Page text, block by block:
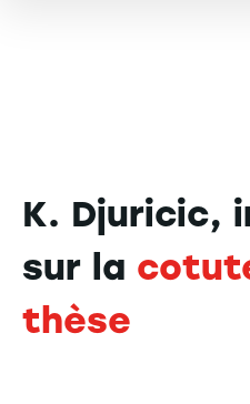
K. Djuricic,
sur la
thèse